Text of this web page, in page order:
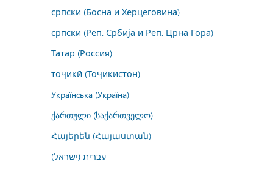
српски (Босна и Херцеговина)
српски (Реп. Србија и Реп. Црна Гора)
Татар (Россия)
тоҷикӣ (Тоҷикистон)
Українська (Україна)
ქართული (საქართველო)
Հայերեն (Հայաստան)
עברית (ישראל)